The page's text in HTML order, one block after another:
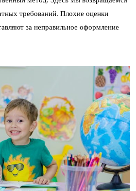
требований. Плохие оценки
за неправильное оформление